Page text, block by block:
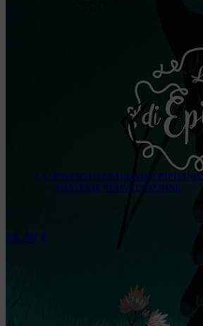
LA SPAVENTOSA PAURA DI ÉPIPHANIE
FRAYEUR. NUOVA EDIZIONE
16,90 €